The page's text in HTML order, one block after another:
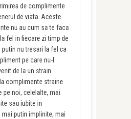
de complimente
de viata. Aceste
nu au cum sa te faca
fel in fiecare zi timp de
putin nu tresari la fel ca
pe care nu-l
de la un strain.
complimente straine
pe noi, celelalte, mai
sau iubite in
putin implinite, mai